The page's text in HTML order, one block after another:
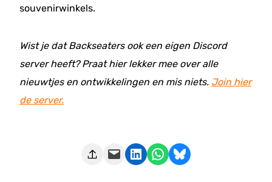
souvenirwinkels.
Wist je dat Backseaters ook een eigen Discord
server heeft? Praat hier lekker mee over alle
nieuwtjes en ontwikkelingen en mis niets. Join hier
de server.
Deze pagina e-mailen Delen op LinkedIn Delen via WhatsApp Share on Bluesky